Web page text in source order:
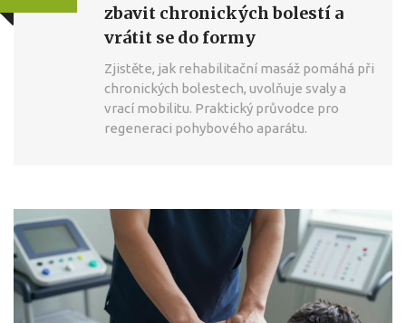
zbavit chronických bolestí a
vrátit se do formy
Zjistěte, jak rehabilitační masáž pomáhá při
chronických bolestech, uvolňuje svaly a
vrací mobilitu. Praktický průvodce pro
regeneraci pohybového aparátu.